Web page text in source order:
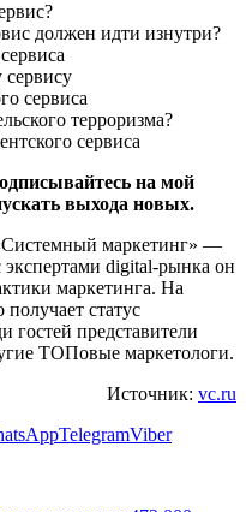
должен идти изнутри?
сервиса
терроризма?
сервиса
на мой
выхода новых.
маркетинг» —
экспертами digital-рынка он
маркетинга. На
статус
гостей представители
ТОПовые маркетологи.
Источник: vc.ru
TelegramViber